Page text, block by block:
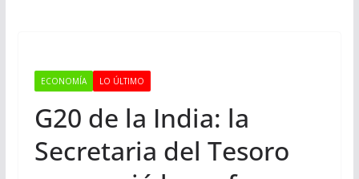
ECONOMÍA LO ÚLTIMO
G20 de la India: la
Secretaria del Tesoro